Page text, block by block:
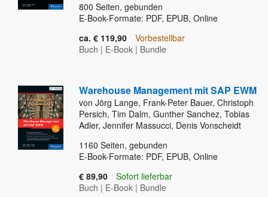
800 Seiten, gebunden
E-Book-Formate: PDF, EPUB, Online
ca. € 119,90
Vorbestellbar
Buch | E-Book | Bundle
Warehouse Management mit SAP EWM
von Jörg Lange, Frank-Peter Bauer, Christoph
Persich, Tim Dalm, Gunther Sanchez, Tobias
Adler, Jennifer Massucci, Denis Vonscheidt
1160 Seiten, gebunden
E-Book-Formate: PDF, EPUB, Online
€ 89,90
Sofort lieferbar
Buch | E-Book | Bundle